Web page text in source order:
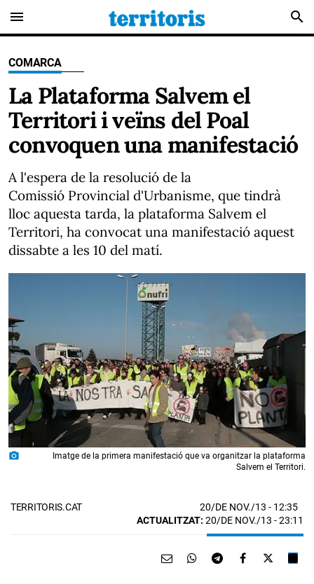
menu search
COMARCA
La Plataforma Salvem el
Territori i veïns del Poal
convoquen una manifestació
A l'espera de la resolució de la
Comissió Provincial d'Urbanisme, que tindrà
lloc aquesta tarda, la plataforma Salvem el
Territori, ha convocat una manifestació aquest
dissabte a les 10 del matí.
photo_camera
Imatge de la primera manifestació que va organitzar la plataforma
Salvem el Territori.
TERRITORIS.CAT 20/DE NOV./13 - 12:35
ACTUALITZAT: 20/DE NOV./13 - 23:11